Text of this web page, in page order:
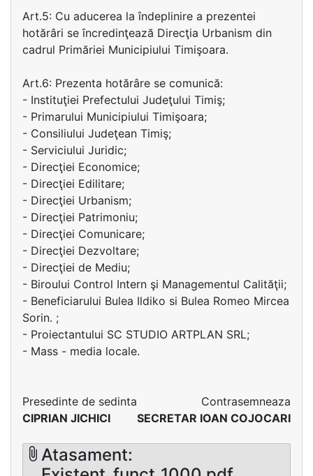
Art.5: Cu aducerea la îndeplinire a prezentei
hotărâri se încredinţează Direcţia Urbanism din
cadrul Primăriei Municipiului Timişoara.
Art.6: Prezenta hotărâre se comunică:
- Instituţiei Prefectului Judeţului Timiş;
- Primarului Municipiului Timişoara;
- Consiliului Judeţean Timiş;
- Serviciului Juridic;
- Direcţiei Economice;
- Direcţiei Edilitare;
- Direcţiei Urbanism;
- Direcţiei Patrimoniu;
- Direcţiei Comunicare;
- Direcţiei Dezvoltare;
- Direcţiei de Mediu;
- Biroului Control Intern şi Managementul Calităţii;
- Beneficiarului Bulea Ildiko si Bulea Romeo Mircea
Sorin. ;
- Proiectantului SC STUDIO ARTPLAN SRL;
- Mass - media locale.
Presedinte de sedinta
CIPRIAN JICHICI
Contrasemneaza
SECRETAR IOAN COJOCARI
Atasament: